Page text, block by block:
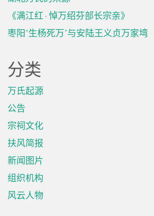
《满江红 · 悼万绍芬部长宗亲》
枣阳“生杨死万”与安陆王义贞万家塆
分类
万氏起源
公告
宗祠文化
扶风简报
新闻图片
组织机构
风云人物